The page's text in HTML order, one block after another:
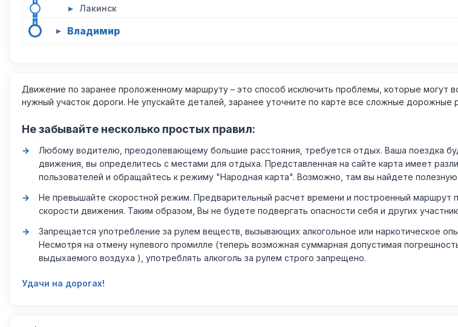
▸ Лакинск
▸ Владимир
Движение по заранее проложенному маршруту – это способ исключить проблемы, которые могут
нужный участок дороги. Не упускайте деталей, заранее уточните по карте все сложные дорожные
Не забывайте несколько простых правил:
Любому водителю, преодолевающему большие расстояния, требуется отдых. Ваша поездка
движения, вы определитесь с местами для отдыха. Представленная на сайте карта имеет
пользователей и обращайтесь к режиму "Народная карта". Возможно, там вы найдете
Не превышайте скоростной режим. Предварительный расчет времени и построенный маршрут
скорости движения. Таким образом, Вы не будете подвергать опасности себя и других
Запрещается употребление за рулем веществ, вызывающих алкогольное или наркотическое
Несмотря на отмену нулевого промилле (теперь возможная суммарная допустимая
выдыхаемого воздуха ), употреблять алкоголь за рулем строго запрещено.
Удачи на дорогах!